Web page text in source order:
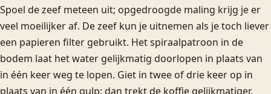
Spoel de zeef meteen uit; opgedroogde maling krijg je er
veel moeilijker af. De zeef kun je uitnemen als je toch liever
een papieren filter gebruikt. Het spiraalpatroon in de
bodem laat het water gelijkmatig doorlopen in plaats van
in één keer weg te lopen. Giet in twee of drie keer op in
plaats van in één gulp: dan trekt de koffie gelijkmatiger.